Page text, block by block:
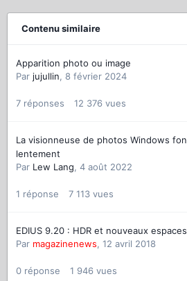
Contenu similaire
Apparition photo ou image
Par jujullin, 8 février 2024
7 réponses 12 376 vues
La visionneuse de photos Windows
lentement
Par Lew Lang, 4 août 2022
1 réponse 7 113 vues
EDIUS 9.20 : HDR et nouveaux
Par magazinenews, 12 avril 2018
0 réponse 1 946 vues